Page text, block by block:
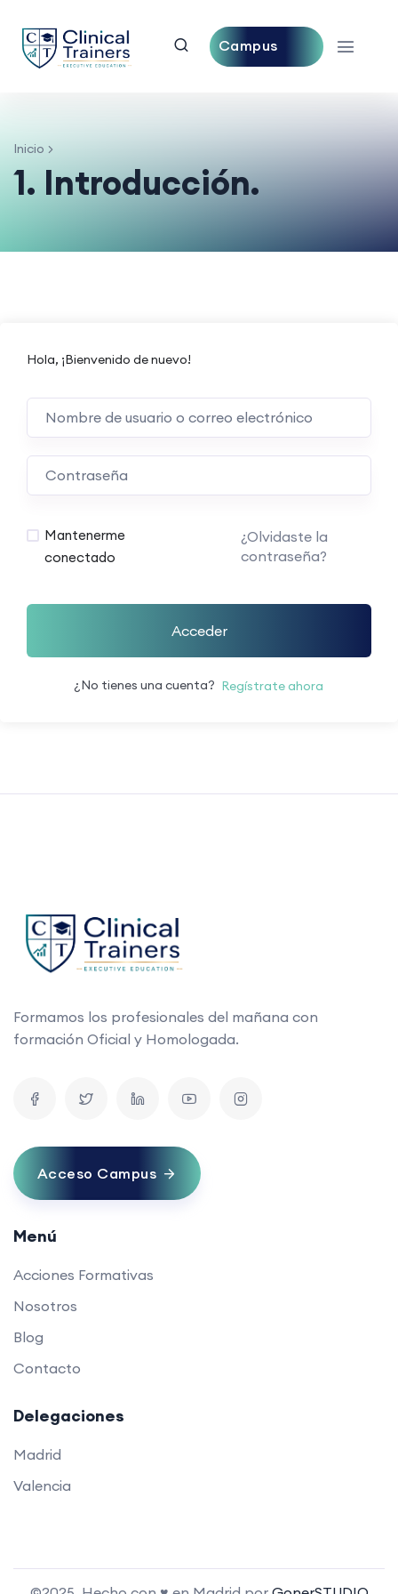
Campus
Inicio
1. Introducción.
Hola, ¡Bienvenido de nuevo!
Mantenerme
conectado
¿Olvidaste la
contraseña?
Acceder
¿No tienes una cuenta? Regístrate ahora
Formamos los profesionales del mañana con
formación Oficial y Homologada.
Acceso Campus
Menú
Acciones Formativas
Nosotros
Blog
Contacto
Delegaciones
Madrid
Valencia